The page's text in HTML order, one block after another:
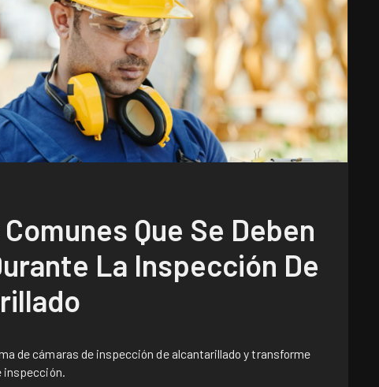
Que Se Deben
La Inspección De
de cámaras de inspección de alcantarillado y transforme
inspección.